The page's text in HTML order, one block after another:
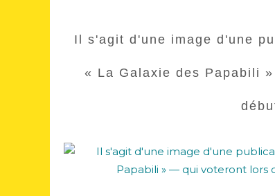
Il s'agit d'une image d'une
« La Galaxie des Papabili